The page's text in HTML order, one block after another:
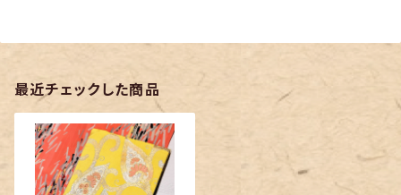
最近チェックした商品